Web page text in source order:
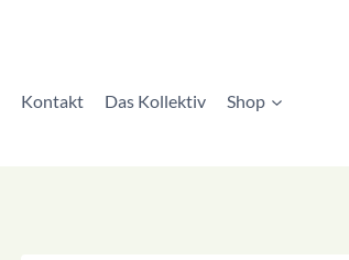
Kontakt Das Kollektiv Shop